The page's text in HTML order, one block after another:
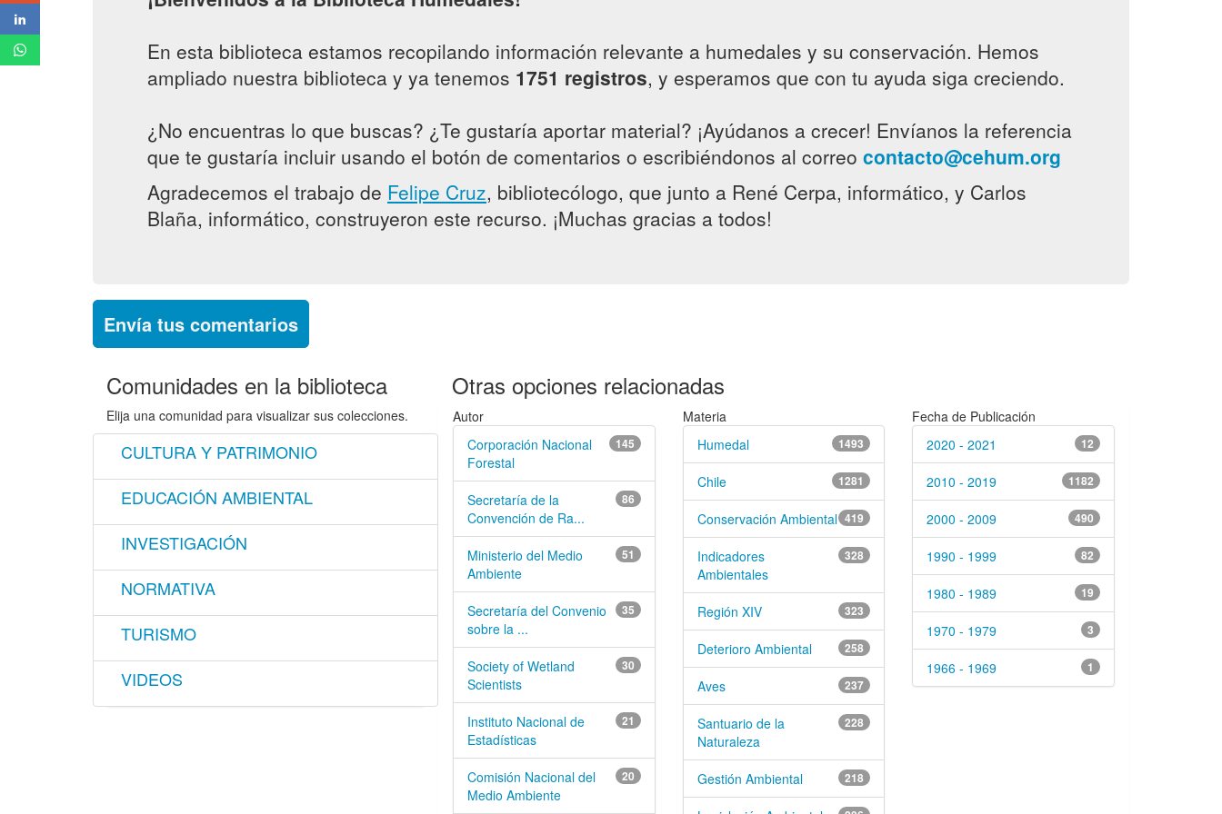
En esta biblioteca estamos recopilando información relevante a humedales y su conservación. Hemos
ampliado nuestra biblioteca y ya tenemos 1751 registros, y esperamos que con tu ayuda siga creciendo.
¿No encuentras lo que buscas? ¿Te gustaría aportar material? ¡Ayúdanos a crecer! Envíanos la referencia
que te gustaría incluir usando el botón de comentarios o escribiéndonos al correo contacto@cehum.org
Agradecemos el trabajo de Felipe Cruz, bibliotecólogo, que junto a René Cerpa, informático, y Carlos
Blaña, informático, construyeron este recurso. ¡Muchas gracias a todos!
Envía tus comentarios
Comunidades en la biblioteca
Elija una comunidad para visualizar sus colecciones.
CULTURA Y PATRIMONIO
EDUCACIÓN AMBIENTAL
INVESTIGACIÓN
NORMATIVA
TURISMO
VIDEOS
Otras opciones relacionadas
Autor
145
Corporación Nacional
Forestal
86
Secretaría de la
Convención de Ra...
51
Ministerio del Medio
Ambiente
35
Secretaría del Convenio
sobre la ...
30
Society of Wetland
Scientists
21
Instituto Nacional de
Estadísticas
20
Comisión Nacional del
Medio Ambiente
Materia
1493
Humedal
1281
Chile
419
Conservación Ambiental
328
Indicadores
Ambientales
323
Región XIV
258
Deterioro Ambiental
237
Aves
228
Santuario de la
Naturaleza
218
Gestión Ambiental
Fecha de Publicación
12
2020 - 2021
1182
2010 - 2019
490
2000 - 2009
82
1990 - 1999
19
1980 - 1989
3
1970 - 1979
1
1966 - 1969